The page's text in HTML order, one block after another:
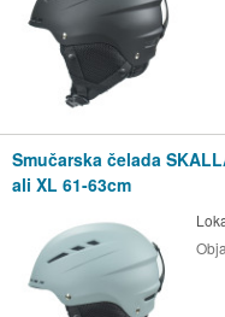
Smučarska čelada
ali XL 61-63cm